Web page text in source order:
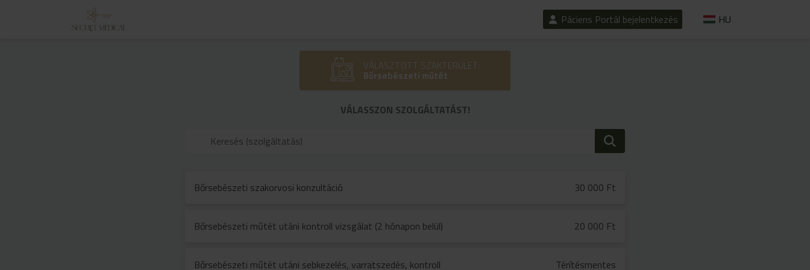
Páciens Portál bejelentkezés HU
VÁLASZTOTT SZAKTERÜLET:
Bőrsebészeti műtét
VÁLASSZON SZOLGÁLTATÁST!
Bőrsebészeti szakorvosi konzultáció 30 000 Ft
Bőrsebészeti műtét utáni kontroll vizsgálat (2 hónapon belül) 20 000 Ft
Bőrsebészeti műtét utáni sebkezelés, varratszedés, kontroll
Térítésmentes